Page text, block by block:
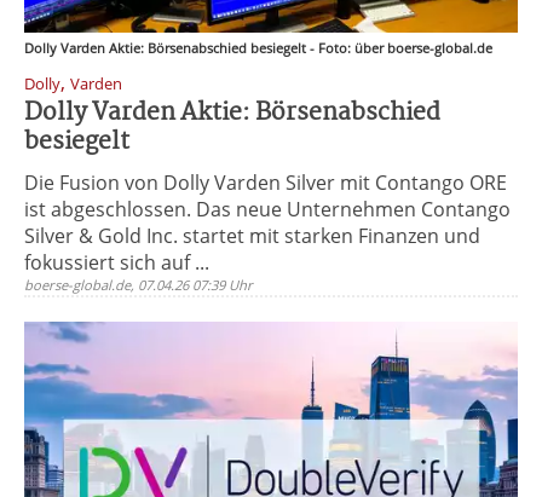
Dolly Varden Aktie: Börsenabschied besiegelt - Foto: über boerse-global.de
Dolly, Varden
Dolly Varden Aktie: Börsenabschied
besiegelt
Die Fusion von Dolly Varden Silver mit Contango ORE
ist abgeschlossen. Das neue Unternehmen Contango
Silver & Gold Inc. startet mit starken Finanzen und
fokussiert sich auf ...
boerse-global.de, 07.04.26 07:39 Uhr